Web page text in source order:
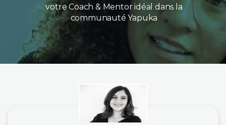
votre Coach & Mentor idéal dans la
communauté Yapuka